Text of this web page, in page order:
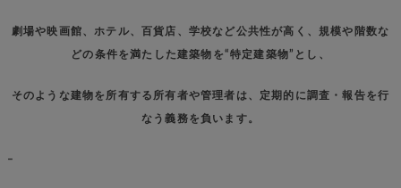
劇場や映画館、ホテル、百貨店、学校など公共性が高く、規模や階数な
どの条件を満たした建築物を“特定建築物”とし、
そのような建物を所有する所有者や管理者は、定期的に調査・報告を行
なう義務を負います。
–